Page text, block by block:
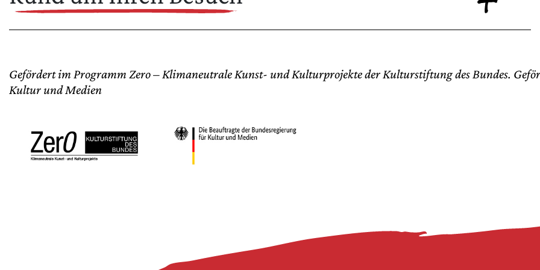
Gefördert im Programm Zero – Klimaneutrale Kunst- und Kulturprojekte der Kulturstiftung des Bundes.
Kultur und Medien